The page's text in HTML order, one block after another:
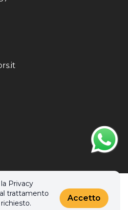
Privacy
trattamento
Accetto
SRL. Tutti i diritti riservati.
& Cookies policy